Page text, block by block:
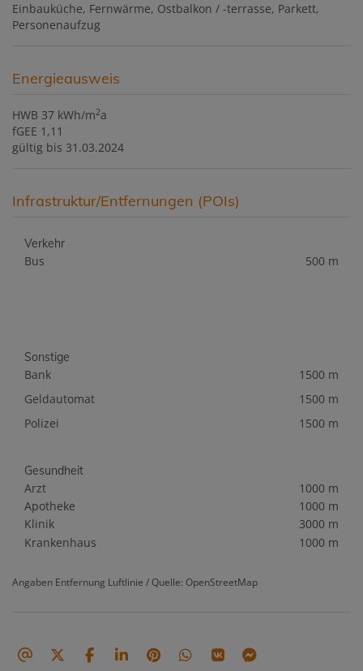
Einbauküche Fernwärme Ostbalkon / -terrasse Parkett
Personenaufzug
Energieausweis
HWB 37 kWh/m2a
fGEE 1,11
gültig bis 31.03.2024
Infrastruktur/Entfernungen (POIs)
Verkehr
Bus 500 m
Sonstige
Bank
1500 m
Geldautomat
1500 m
Polizei
1500 m
Gesundheit
Arzt
1000 m
Apotheke
1000 m
Klinik
3000 m
Krankenhaus
1000 m
Angaben Entfernung Luftlinie / Quelle: OpenStreetMap